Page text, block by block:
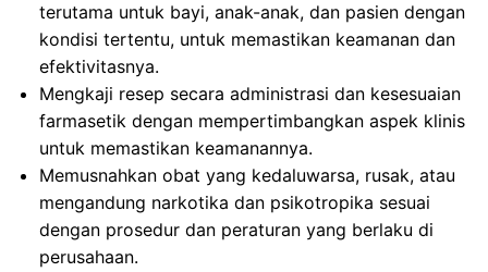
terutama untuk bayi, anak-anak, dan pasien dengan
kondisi tertentu, untuk memastikan keamanan dan
efektivitasnya.
Mengkaji resep secara administrasi dan kesesuaian
farmasetik dengan mempertimbangkan aspek klinis
untuk memastikan keamanannya.
Memusnahkan obat yang kedaluwarsa, rusak, atau
mengandung narkotika dan psikotropika sesuai
dengan prosedur dan peraturan yang berlaku di
perusahaan.